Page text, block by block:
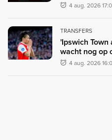
4 aug. 2026
TRANSFERS
'Ipswich
wacht nog op
4 aug. 2026